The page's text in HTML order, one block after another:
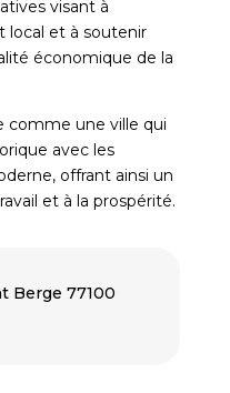
visant à
local et à soutenir
économique de la
comme une ville qui
avec les
offrant ainsi un
et à la prospérité.
Berge 77100